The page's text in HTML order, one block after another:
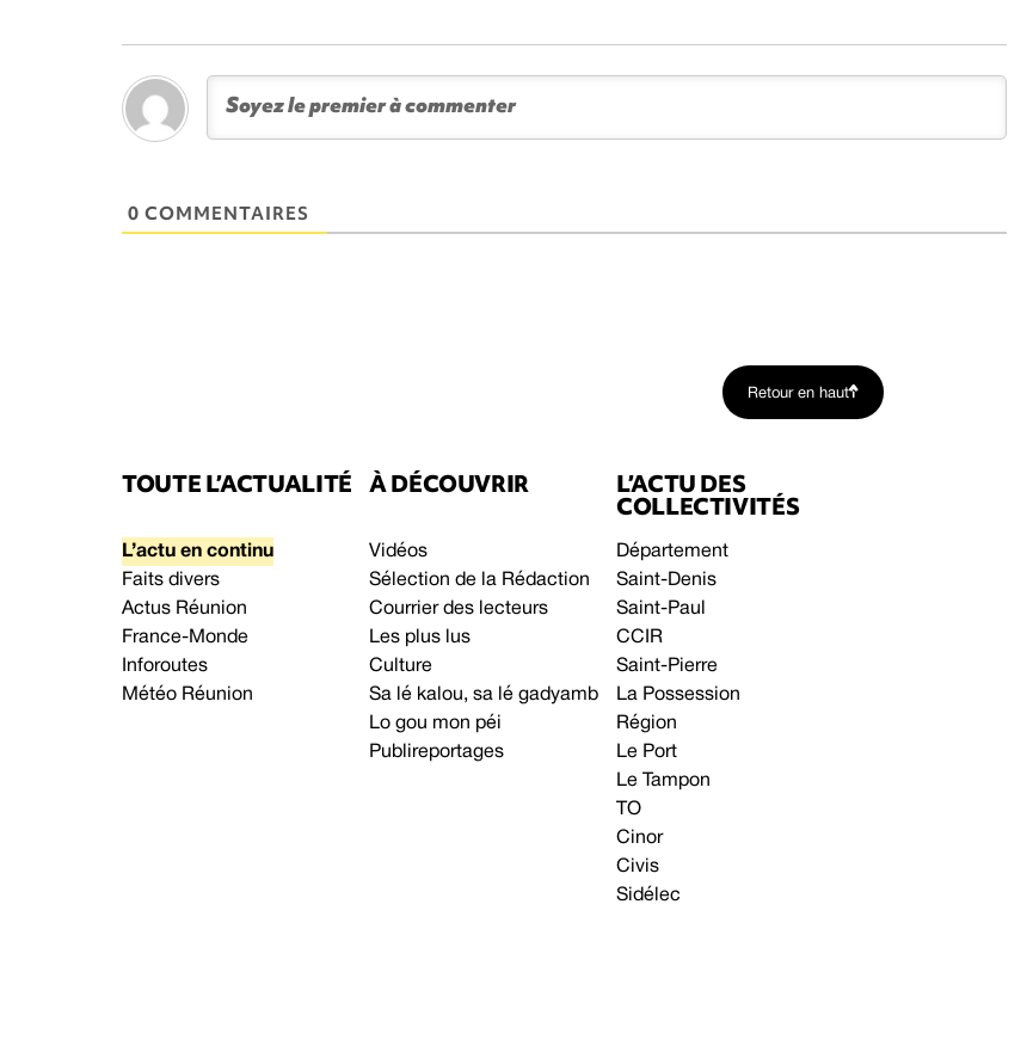
0 COMMENTAIRES
Retour en haut
TOUTE L’ACTUALITÉ
L’actu en continu
Faits divers
Actus Réunion
France-Monde
Inforoutes
Météo Réunion
À DÉCOUVRIR
Vidéos
Sélection de la Rédaction
Courrier des lecteurs
Les plus lus
Culture
Sa lé kalou, sa lé gadyamb
Lo gou mon péi
Publireportages
L’ACTU DES
COLLECTIVITÉS
Département
Saint-Denis
Saint-Paul
CCIR
Saint-Pierre
La Possession
Région
Le Port
Le Tampon
TO
Cinor
Civis
Sidélec